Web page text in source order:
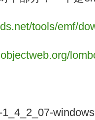
tools/emf/